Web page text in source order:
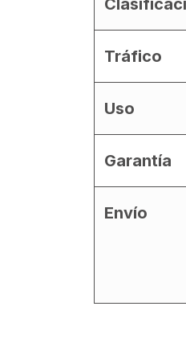
Tráfico
Uso
Garantía
Envío